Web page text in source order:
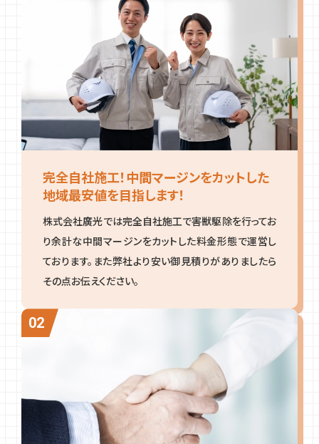
完全自社施工！中間マージンをカットした
地域最安値を目指します！
株式会社廣光では完全自社施工で害獣駆除を行ってお
り余計な中間マージンをカットした料金形態で運営し
ております。また弊社より安い御見積りがありましたら
その点お伝えください。